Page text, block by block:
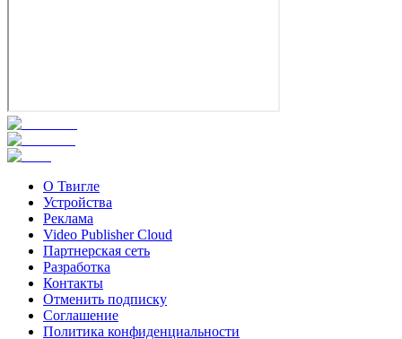
О Твигле
Устройства
Реклама
Video Publisher Cloud
Партнерская сеть
Разработка
Контакты
Отменить подписку
Соглашение
Политика конфиденциальности